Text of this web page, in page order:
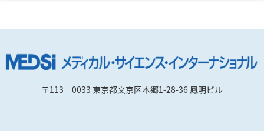
〒113‐0033 東京都文京区本郷1-28-36 鳳明ビル